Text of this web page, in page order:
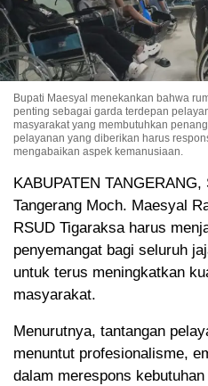
Bupati Maesyal menekankan bahwa
penting sebagai garda terdepan
masyarakat yang membutuhkan
pelayanan yang diberikan harus
mengabaikan aspek kemanusiaan.
KABUPATEN
Tangerang Moch. Maesyal
RSUD Tigaraksa harus
penyemangat bagi seluruh
untuk terus meningkatkan
masyarakat.
Menurutnya, tantangan
menuntut profesionalisme,
dalam merespons kebutuhan